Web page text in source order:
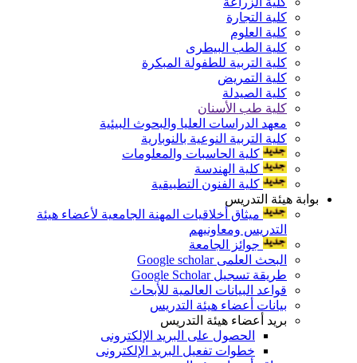
كلية التجارة
كلية العلوم
كلية الطب البيطرى
كلية التربية للطفولة المبكرة
كلية التمريض
كلية الصيدلة
كلية طب الأسنان
معهد الدراسات العليا والبحوث البيئية
كلية التربية النوعية بالنوبارية
كلية الحاسبات والمعلومات
كلية الهندسة
كلية الفنون التطبيقية
بوابة هيئة التدريس
ميثاق أخلاقيات المهنة الجامعية لأعضاء هيئة
التدريس ومعاونيهم
جوائز الجامعة
البحث العلمى Google scholar
طريقة تسجيل Google Scholar
قواعد البيانات العالمية للأبحاث
بيانات أعضاء هيئة التدريس
بريد أعضاء هيئة التدريس
الحصول على البريد الإلكترونى
خطوات تفعيل البريد الإلكترونى